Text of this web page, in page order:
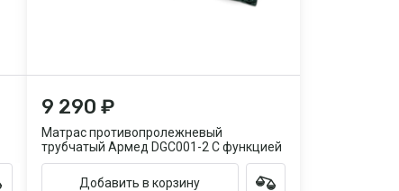
9 290 ₽
Матрас противопролежневый
трубчатый Армед DGC001-2 С функцией
статик
Добавить в корзину